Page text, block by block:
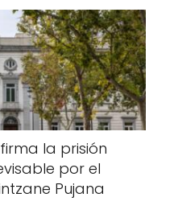
la prisión
por el
Pujana